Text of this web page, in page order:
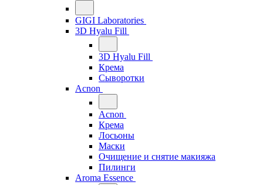
GIGI Laboratories
3D Hyalu Fill
3D Hyalu Fill
Крема
Сыворотки
Acnon
Acnon
Крема
Лосьоны
Маски
Очищение и снятие макияжа
Пилинги
Aroma Essence